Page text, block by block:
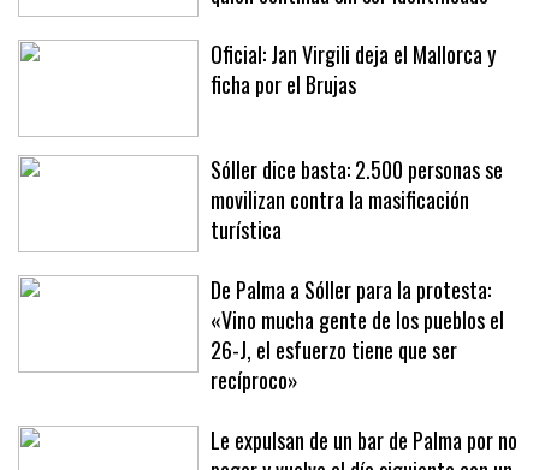
a la expareja del hombre precipitado,
quien continúa sin ser identificado
Oficial: Jan Virgili deja el Mallorca y
Sóller dice basta: 2.500 personas se
movilizan contra la masificación
turística
De Palma a Sóller para la protesta:
«Vino mucha gente de los pueblos el
26-J, el esfuerzo tiene que ser
recíproco»